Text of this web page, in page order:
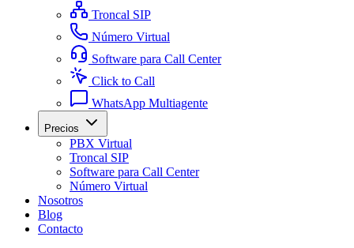
Troncal SIP
Número Virtual
Software para Call Center
Click to Call
WhatsApp Multiagente
Precios
PBX Virtual
Troncal SIP
Software para Call Center
Número Virtual
Nosotros
Blog
Contacto